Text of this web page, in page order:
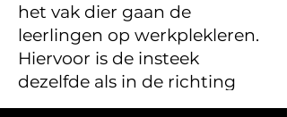
het vak dier gaan de
leerlingen op werkplekleren.
Hiervoor is de insteek
dezelfde als in de richting
van de dubbele finaliteit. Het